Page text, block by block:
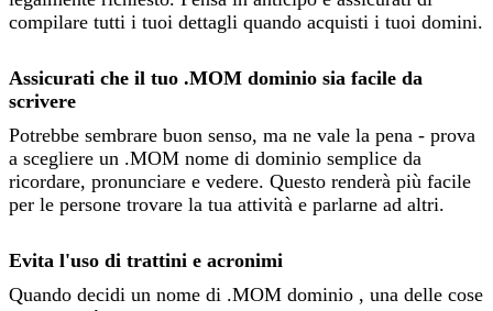
compilare tutti i tuoi dettagli quando acquisti i tuoi domini.
Assicurati che il tuo .MOM dominio sia facile da
scrivere
Potrebbe sembrare buon senso, ma ne vale la pena - prova
a scegliere un .MOM nome di dominio semplice da
ricordare, pronunciare e vedere. Questo renderà più facile
per le persone trovare la tua attività e parlarne ad altri.
Evita l'uso di trattini e acronimi
Quando decidi un nome di .MOM dominio , una delle cose